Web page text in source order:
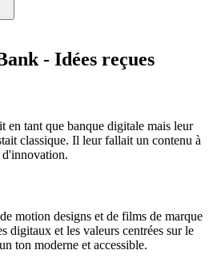
- Idées reçues
en tant que banque digitale mais leur
classique. Il leur fallait un contenu à
motion designs et de films de marque
digitaux et les valeurs centrées sur le
ton moderne et accessible.